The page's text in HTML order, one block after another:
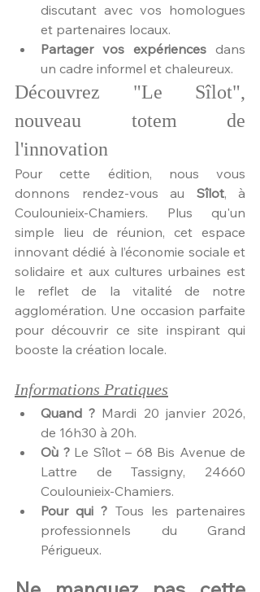
discutant avec vos homologues
et partenaires locaux.
Partager vos expériences dans
un cadre informel et chaleureux.
Découvrez "Le Sîlot",
nouveau totem de
l'innovation
Pour cette édition, nous vous
donnons rendez-vous au Sîlot, à
Coulounieix-Chamiers. Plus qu'un
simple lieu de réunion, cet espace
innovant dédié à l’économie sociale et
solidaire et aux cultures urbaines est
le reflet de la vitalité de notre
agglomération. Une occasion parfaite
pour découvrir ce site inspirant qui
booste la création locale.
Informations Pratiques
Quand ? Mardi 20 janvier 2026,
de 16h30 à 20h.
Où ? Le Sîlot – 68 Bis Avenue de
Lattre de Tassigny, 24660
Coulounieix-Chamiers.
Pour qui ? Tous les partenaires
professionnels du Grand
Périgueux.